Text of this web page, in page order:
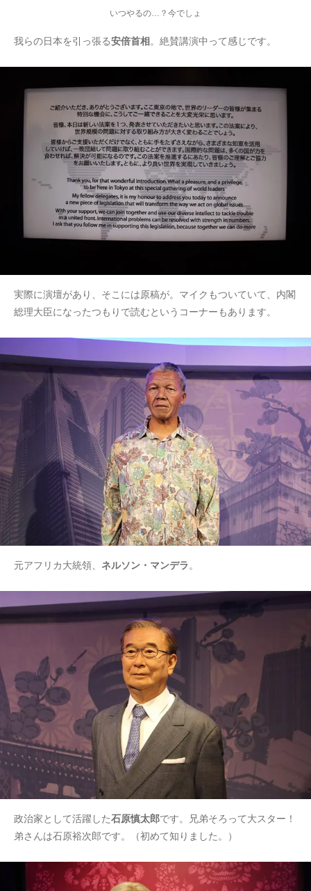
いつやるの…？今でしょ
我らの日本を引っ張る安倍首相。絶賛講演中って感じです。
実際に演壇があり、そこには原稿が。マイクもついていて、内閣
総理大臣になったつもりで読むというコーナーもあります。
元アフリカ大統領、 ネルソン・マンデラ 。
政治家として活躍した石原慎太郎です。兄弟そろって大スター！
弟さんは石原裕次郎です。（初めて知りました。）